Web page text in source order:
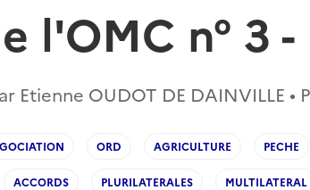
l'OMC n° 3
Etienne OUDOT DE DAINVILLE •
ORD AGRICULTURE PECHE
ACCORDS PLURILATERALES MULTILATERAL